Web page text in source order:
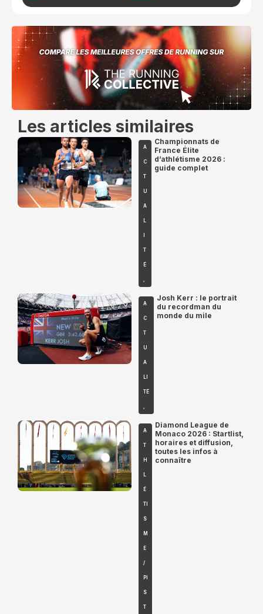
Les articles similaires
A
C
T
U
A
T
É
Championnats de
France Élite
d’athlétisme 2026 :
guide complet
A
C
T
U
A
TÉ
Josh Kerr : le portrait
du recordman du
monde du mile
A
T
H
É
TI
S
M
E
/
PI
S
T
Diamond League de
Monaco 2026 : Startlist,
horaires et diffusion,
toutes les infos à
connaître